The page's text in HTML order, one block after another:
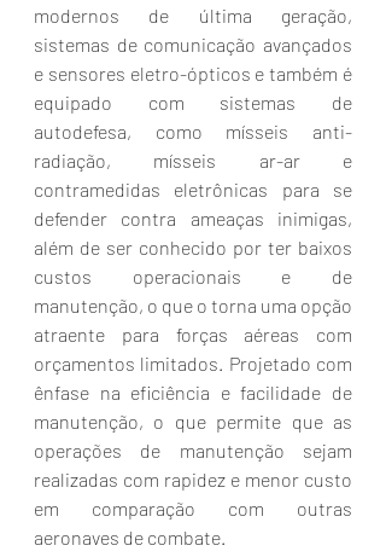
modernos de última geração,
sistemas de comunicação avançados
e sensores eletro-ópticos e também é
equipado com sistemas de
autodefesa, como mísseis anti-
radiação, mísseis ar-ar e
contramedidas eletrônicas para se
defender contra ameaças inimigas,
além de ser conhecido por ter baixos
custos operacionais e de
manutenção, o que o torna uma opção
atraente para forças aéreas com
orçamentos limitados. Projetado com
ênfase na eficiência e facilidade de
manutenção, o que permite que as
operações de manutenção sejam
realizadas com rapidez e menor custo
em comparação com outras
aeronaves de combate.